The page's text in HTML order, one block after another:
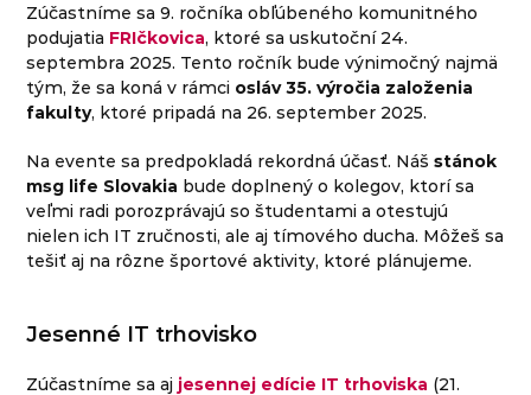
Zúčastníme sa 9. ročníka obľúbeného komunitného
podujatia FRIčkovica, ktoré sa uskutoční 24.
septembra 2025. Tento ročník bude výnimočný najmä
tým, že sa koná v rámci osláv 35. výročia založenia
fakulty, ktoré pripadá na 26. september 2025.
Na evente sa predpokladá rekordná účasť. Nášstánok
msg life Slovakia bude doplnený o kolegov, ktorí sa
veľmi radi porozprávajú so študentami a otestujú
nielen ich IT zručnosti, ale aj tímového ducha. Môžeš sa
tešiť aj na rôzne športové aktivity, ktoré plánujeme.
Jesenné IT trhovisko
Zúčastníme sa aj jesennej edície IT trhoviska (21.